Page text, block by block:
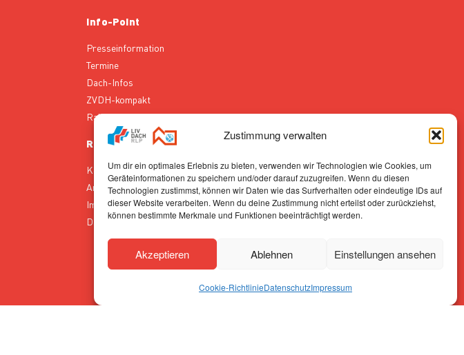
Zustimmung verwalten
Um dir ein optimales Erlebnis zu bieten, verwenden wir Technologien wie Cookies, um
Geräteinformationen zu speichern und/oder darauf zuzugreifen. Wenn du diesen
Technologien zustimmst, können wir Daten wie das Surfverhalten oder eindeutige IDs auf
dieser Website verarbeiten. Wenn du deine Zustimmung nicht erteilst oder zurückziehst,
können bestimmte Merkmale und Funktionen beeinträchtigt werden.
Akzeptieren Ablehnen Einstellungen ansehen
Cookie-RichtlinieDatenschutzImpressum
Info-Point
Presseinformation
Termine
Dach-Infos
ZVDH-kompakt
Rahmenverträge
Rechtliches
Kontakt
Ansprechpartner
Impressum
Datenschutz